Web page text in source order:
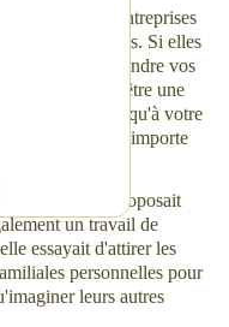
trop d'autres entreprises
personnels. Si elles
utiliser ou vendre vos
vous pensiez être une
inquiétant qu'à votre
se retrouver n'importe
société proposait
un travail de
essayait d'attirer les
personnelles pour
leurs autres